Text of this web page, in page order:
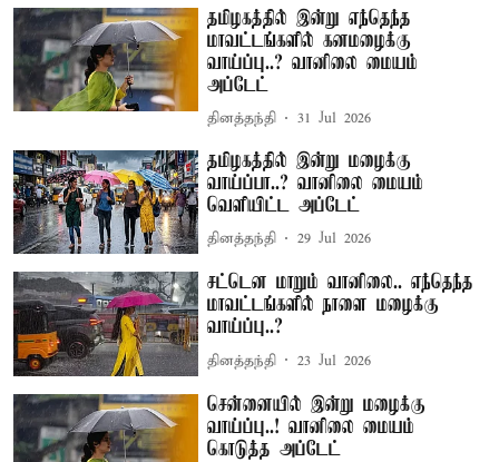
தமிழகத்தில் இன்று எந்தெந்த
மாவட்டங்களில் கனமழைக்கு
வாய்ப்பு..? வானிலை மையம்
அப்டேட்
தினத்தந்தி 31 Jul 2026
தமிழகத்தில் இன்று மழைக்கு
வாய்ப்பா..? வானிலை மையம்
வெளியிட்ட அப்டேட்
தினத்தந்தி 29 Jul 2026
சட்டென மாறும் வானிலை.. எந்தெந்த
மாவட்டங்களில் நாளை மழைக்கு
வாய்ப்பு..?
தினத்தந்தி 23 Jul 2026
சென்னையில் இன்று மழைக்கு
வாய்ப்பு..! வானிலை மையம்
கொடுத்த அப்டேட்